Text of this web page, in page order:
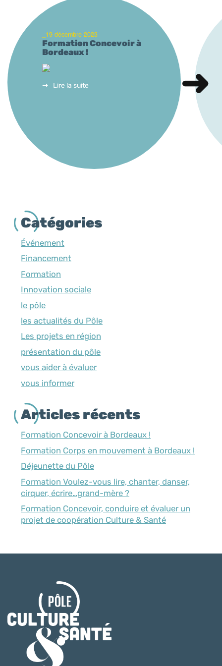
_19 décembre 2023
Formation Concevoir à
Bordeaux !
Lire la suite
Catégories
Événement
Financement
Formation
Innovation sociale
le pôle
les actualités du Pôle
Les projets en région
présentation du pôle
vous aider à évaluer
vous informer
Articles récents
Formation Concevoir à Bordeaux !
Formation Corps en mouvement à Bordeaux !
Déjeunette du Pôle
Formation Voulez-vous lire, chanter, danser,
cirquer, écrire…grand-mère ?
Formation Concevoir, conduire et évaluer un
projet de coopération Culture & Santé